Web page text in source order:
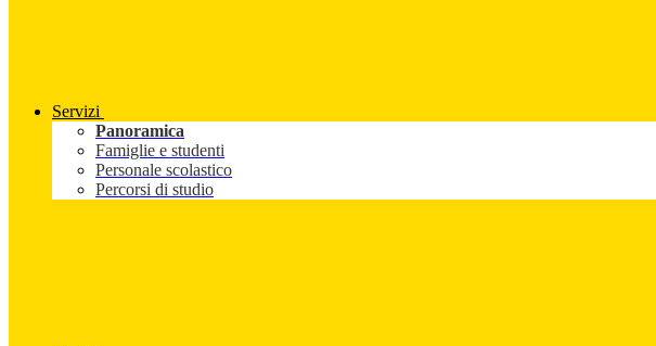
Servizi
Panoramica
Famiglie e studenti
Personale scolastico
Percorsi di studio